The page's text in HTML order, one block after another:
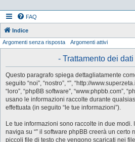
FAQ
Indice
Argomenti senza risposta Argomenti attivi
- Trattamento dei
Questo paragrafo spiega dettagliatamente
seguito “noi”, “nostro”, “”, “http://
“loro”, “phpBB software”, “www.phpbb.com”,
usano le informazioni raccolte durante
effettuata (in seguito “le tue informazioni”).
Le tue informazioni sono raccolte in due modi.
naviga su “” il software phpBB creerà un certo
piccoli file di testo che vengono scaricati nei